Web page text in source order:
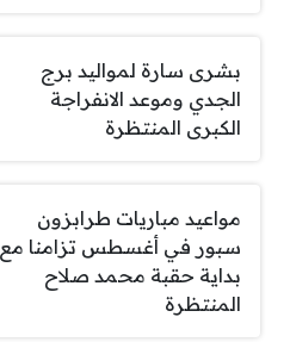
بشرى سارة لمواليد برج
الجدي وموعد الانفراجة
الكبرى المنتظرة
مواعيد مباريات طرابزون
سبور في أغسطس تزامنا مع
بداية حقبة محمد صلاح
المنتظرة